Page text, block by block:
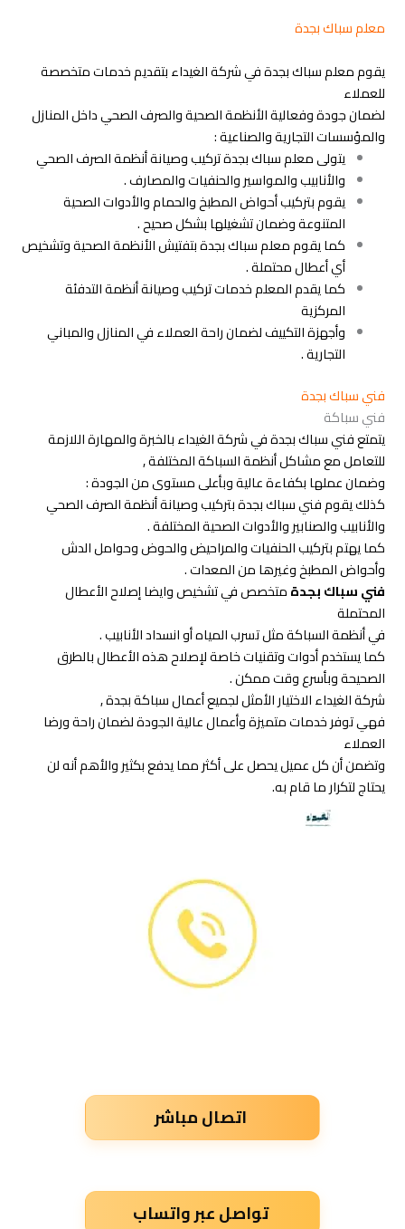
معلم سباك بجدة
يقوم معلم سباك بجدة في شركة الغيداء بتقديم خدمات متخصصة
للعملاء
لضمان جودة وفعالية الأنظمة الصحية والصرف الصحي داخل المنازل
والمؤسسات التجارية والصناعية :
يتولى معلم سباك بجدة تركيب وصيانة أنظمة الصرف الصحي
والأنابيب والمواسير والحنفيات والمصارف .
يقوم بتركيب أحواض المطبخ والحمام والأدوات الصحية
المتنوعة وضمان تشغيلها بشكل صحيح .
كما يقوم معلم سباك بجدة بتفتيش الأنظمة الصحية وتشخيص
أي أعطال محتملة .
كما يقدم المعلم خدمات تركيب وصيانة أنظمة التدفئة
المركزية
وأجهزة التكييف لضمان راحة العملاء في المنازل والمباني
التجارية .
فني سباك بجدة
فني سباكة
يتمتع فني سباك بجدة في شركة الغيداء بالخبرة والمهارة اللازمة
للتعامل مع مشاكل أنظمة السباكة المختلفة ,
وضمان عملها بكفاءة عالية وبأعلى مستوى من الجودة :
كذلك يقوم فني سباك بجدة بتركيب وصيانة أنظمة الصرف الصحي
والأنابيب والصنابير والأدوات الصحية المختلفة .
كما يهتم بتركيب الحنفيات والمراحيض والحوض وحوامل الدش
وأحواض المطبخ وغيرها من المعدات .
فني سباك بجدةمتخصص في تشخيص وايضا إصلاح الأعطال
المحتملة
في أنظمة السباكة مثل تسرب المياه أو انسداد الأنابيب .
كما يستخدم أدوات وتقنيات خاصة لإصلاح هذه الأعطال بالطرق
الصحيحة وبأسرع وقت ممكن .
شركة الغيداء الاختيار الأمثل لجميع أعمال سباكة بجدة ,
فهي توفر خدمات متميزة وأعمال عالية الجودة لضمان راحة ورضا
العملاء
وتضمن أن كل عميل يحصل على أكثر مما يدفع بكثير والأهم أنه لن
يحتاج لتكرار ما قام به.
اتصال مباشر
تواصل عبر واتساب